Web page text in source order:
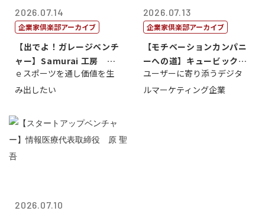
2026.07.14
企業家倶楽部アーカイブ
【出でよ！ガレージベンチ
ャー】Samurai 工房 代
表取締...
ｅスポーツを通し価値を生
み出したい
2026.07.13
企業家倶楽部アーカイブ
【モチベーションカンパニ
ーへの道】キュービック代
表取締役CE...
ユーザーに寄り添うデジタ
ルマーケティング企業
2026.07.10